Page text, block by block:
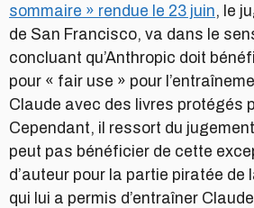
sommaire » rendue le 23 juin, le
de San Francisco, va dans le
concluant qu’Anthropic doit
pour « fair use » pour
Claude avec des livres protégés
Cependant, il ressort du
peut pas bénéficier de cette
d’auteur pour la partie piratée de
qui lui a permis d’entraîner